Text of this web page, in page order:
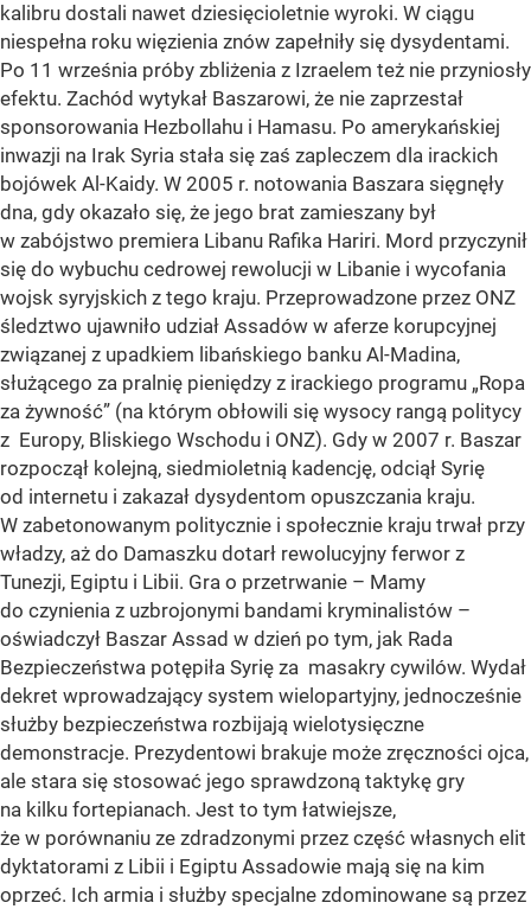
kalibru dostali nawet dziesięcioletnie wyroki. W ciągu
niespełna roku więzienia znów zapełniły się dysydentami.
Po 11 września próby zbliżenia z Izraelem też nie przyniosły
efektu. Zachód wytykał Baszarowi, że nie zaprzestał
sponsorowania Hezbollahu i Hamasu. Po amerykańskiej
inwazji na Irak Syria stała się zaś zapleczem dla irackich
bojówek Al-Kaidy. W 2005 r. notowania Baszara sięgnęły
dna, gdy okazało się, że jego brat zamieszany był
w zabójstwo premiera Libanu Rafika Hariri. Mord przyczynił
się do wybuchu cedrowej rewolucji w Libanie i wycofania
wojsk syryjskich z tego kraju. Przeprowadzone przez ONZ
śledztwo ujawniło udział Assadów w aferze korupcyjnej
związanej z upadkiem libańskiego banku Al-Madina,
służącego za pralnię pieniędzy z irackiego programu „Ropa
za żywność” (na którym obłowili się wysocy rangą politycy
z Europy, Bliskiego Wschodu i ONZ). Gdy w 2007 r. Baszar
rozpoczął kolejną, siedmioletnią kadencję, odciął Syrię
od internetu i zakazał dysydentom opuszczania kraju.
W zabetonowanym politycznie i społecznie kraju trwał przy
władzy, aż do Damaszku dotarł rewolucyjny ferwor z
Tunezji, Egiptu i Libii. Gra o przetrwanie – Mamy
do czynienia z uzbrojonymi bandami kryminalistów –
oświadczył Baszar Assad w dzień po tym, jak Rada
Bezpieczeństwa potępiła Syrię za masakry cywilów. Wydał
dekret wprowadzający system wielopartyjny, jednocześnie
służby bezpieczeństwa rozbijają wielotysięczne
demonstracje. Prezydentowi brakuje może zręczności ojca,
ale stara się stosować jego sprawdzoną taktykę gry
na kilku fortepianach. Jest to tym łatwiejsze,
że w porównaniu ze zdradzonymi przez część własnych elit
dyktatorami z Libii i Egiptu Assadowie mają się na kim
oprzeć. Ich armia i służby specjalne zdominowane są przez